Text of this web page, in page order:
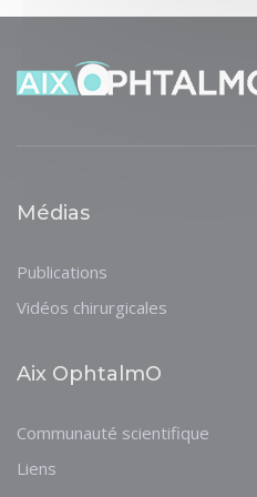
Médias
Publications
Vidéos chirurgicales
Aix OphtalmO
Communauté scientifique
Liens